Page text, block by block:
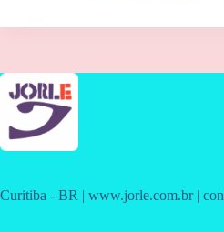
Curitiba - BR | www.jorle.com.br |